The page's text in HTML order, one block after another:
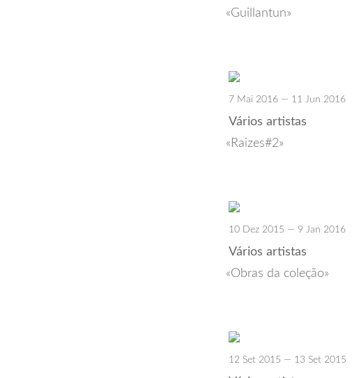
Guillantun
7 Mai 2016 — 11 Jun 2016
Vários artistas
Raizes#2
10 Dez 2015 — 9 Jan 2016
Vários artistas
Obras da coleção
12 Set 2015 — 13 Set 2015